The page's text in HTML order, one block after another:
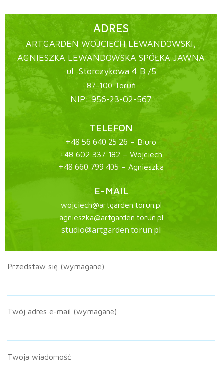
ADRES
ARTGARDEN WOJCIECH LEWANDOWSKI,
AGNIESZKA LEWANDOWSKA SPÓŁKA JAWNA
ul. Storczykowa 4 B /5
87-100 Toruń
NIP: 956-23-02-567
TELEFON
+48 56 640 25 26 – Biuro
+48 602 337 182 – Wojciech
+48 660 799 405 – Agnieszka
E-MAIL
wojciech@artgarden.torun.pl
agnieszka@artgarden.torun.pl
studio@artgarden.torun.pl
Przedstaw się (wymagane)
Twój adres e-mail (wymagane)
Twoja wiadomość